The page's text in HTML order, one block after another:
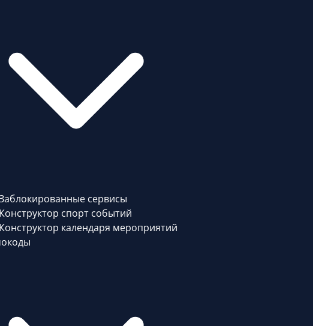
сервисы
Конструктор спорт событий
Конструктор календаря мероприятий